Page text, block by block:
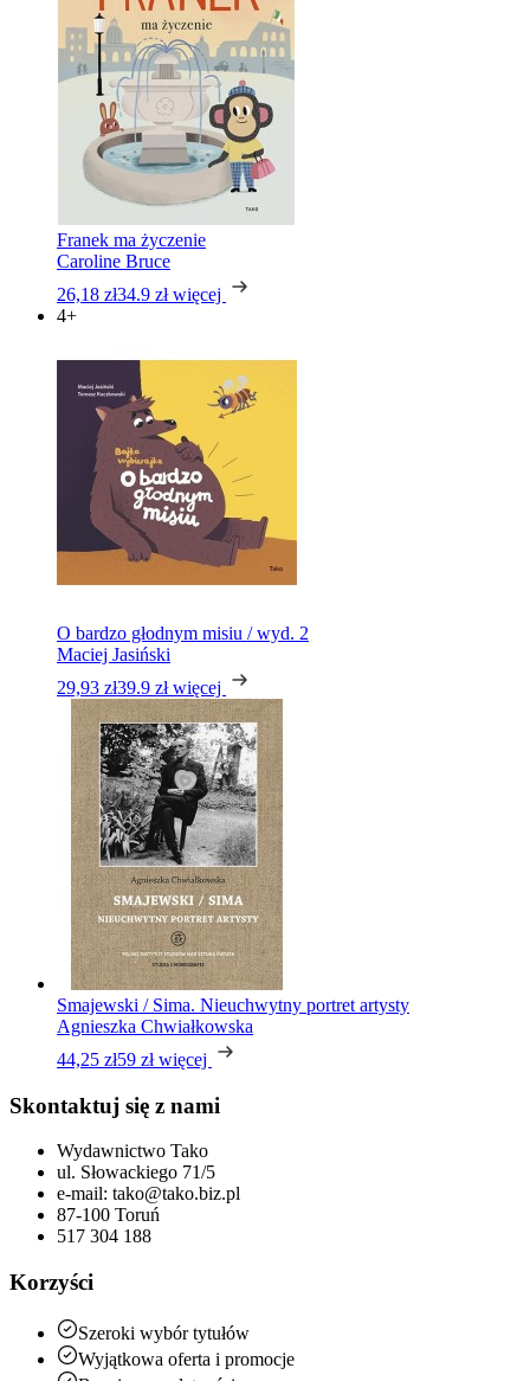
Franek ma życzenie
Caroline Bruce
26,18 zł34.9 zł więcej
4+
O bardzo głodnym misiu / wyd. 2
Maciej Jasiński
29,93 zł39.9 zł więcej
Smajewski / Sima. Nieuchwytny portret artysty
Agnieszka Chwiałkowska
44,25 zł59 zł więcej
Skontaktuj się z nami
Wydawnictwo Tako
ul. Słowackiego 71/5
e-mail: tako@tako.biz.pl
87-100 Toruń
517 304 188
Korzyści
Szeroki wybór tytułów
Wyjątkowa oferta i promocje